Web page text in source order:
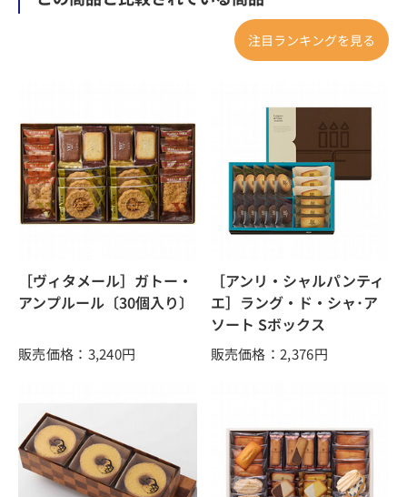
注目ランキングを見る
［ヴィタメール］ガトー・
アンプルール〔30個入り〕
販売価格：3,240円
［アンリ・シャルパンティ
エ］ラング・ド・シャ･ア
ソート Sボックス
販売価格：2,376円